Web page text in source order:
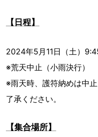
【日程】
2024年5月11日（土）
※荒天中止（小雨決行）
※雨天時、護符納めは中
了承ください。
【集合場所】